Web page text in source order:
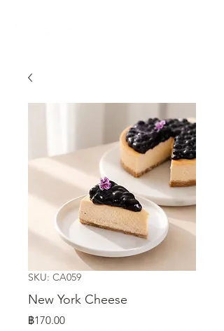
SKU: CA059
New York Cheese
฿170.00ราคา